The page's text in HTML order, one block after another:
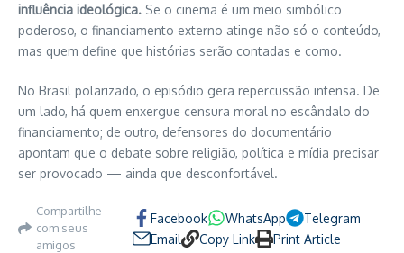
influência ideológica. Se o cinema é um meio simbólico
poderoso, o financiamento externo atinge não só o conteúdo,
mas quem define que histórias serão contadas e como.
No Brasil polarizado, o episódio gera repercussão intensa. De
um lado, há quem enxergue censura moral no escândalo do
financiamento; de outro, defensores do documentário
apontam que o debate sobre religião, política e mídia precisar
ser provocado — ainda que desconfortável.
Compartilhe
com seus
amigos
Facebook WhatsApp
Telegram
Email
Copy Link Print Article